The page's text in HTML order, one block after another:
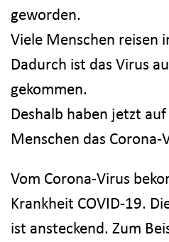
geworden.
Viele Menschen reisen
Dadurch ist das Virus
gekommen.
Deshalb haben jetzt
Menschen das Corona-
Vom Corona-Virus
Krankheit COVID-19.
ist ansteckend. Zum